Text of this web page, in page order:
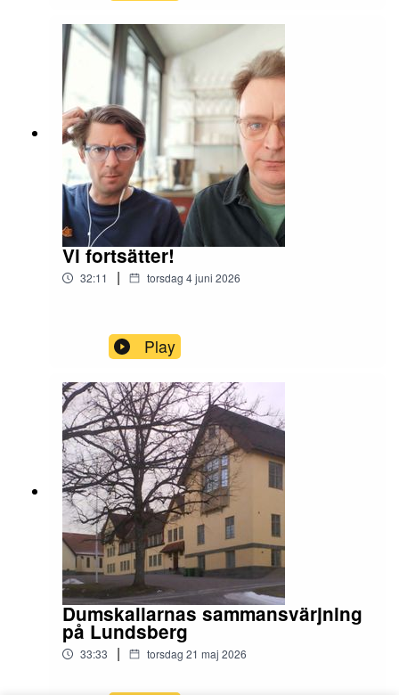
Vi fortsätter!
32:11 | torsdag 4 juni 2026
Play
Dumskallarnas sammansvärjning
på Lundsberg
33:33 | torsdag 21 maj 2026